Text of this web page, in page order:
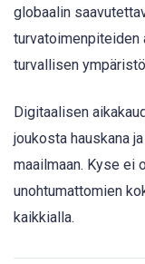
globaalin
turvatoimenpiteiden
turvallisen
Digitaalisen
joukosta hauskana
maailmaan. Kyse ei
unohtumattomien
kaikkialla.